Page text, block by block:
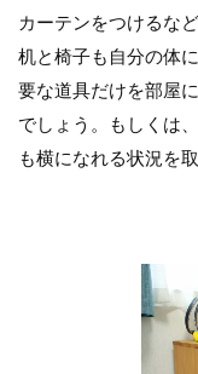
カーテンをつけるな
机と椅子も自分の体
要な道具だけを部屋
でしょう。もしくは
も横になれる状況を